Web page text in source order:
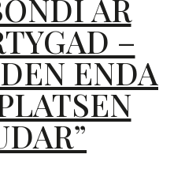
ÄR
–
ENDA